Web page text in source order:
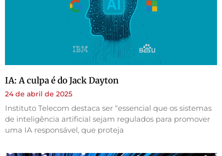
IA: A culpa é do Jack Dayton
24 de abril de 2025
Instituto Telecom destaca ser “essencial que os sistemas
de inteligência artificial sejam regulados para promover
uma IA responsável, que proteja